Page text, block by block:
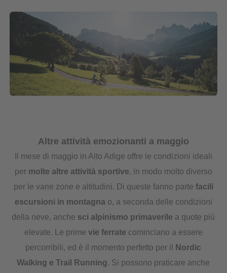
Altre attività emozionanti a maggio
Il mese di maggio in Alto Adige offre le condizioni ideali
per molte altre attività sportive, in modo molto diverso
per le varie zone e altitudini. Di queste fanno parte facili
escursioni in montagna o, a seconda delle condizioni
della neve, anche sci alpinismo primaverile a quote più
elevate. Le prime vie ferrate cominciano a essere
percorribili, ed è il momento perfetto per il
Nordic
Walking e Trail Running. Si possono praticare anche